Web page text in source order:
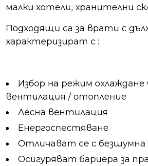
малки хотели, хранителни
Подходящи са за врати с
характеризират с :
Избор на режим охлаждане
вентилация / отопление
Лесна вентилация
Енергоспестяване
Отличават се с безшумна
Осигуряват бариера за